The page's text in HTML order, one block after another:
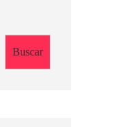
Buscar